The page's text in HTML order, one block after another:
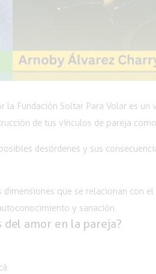
la Fundación Soltar Para Volar es
de tus vínculos de pareja
desórdenes y sus
que se relacionan con
y sanación.
del amor en la pareja?